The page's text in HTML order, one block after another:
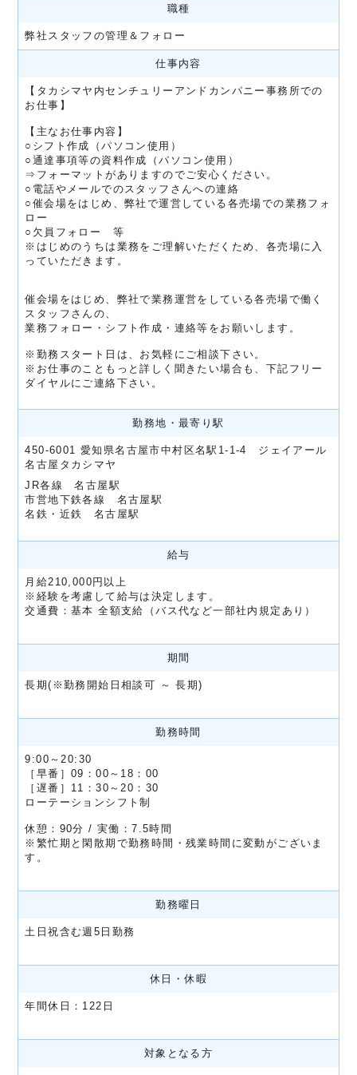
職種
弊社スタッフの管理＆フォロー
仕事内容
【タカシマヤ内センチュリーアンドカンパニー事務所での
お仕事】
【主なお仕事内容】
○シフト作成（パソコン使用）
○通達事項等の資料作成（パソコン使用）
⇒フォーマットがありますのでご安心ください。
○電話やメールでのスタッフさんへの連絡
○催会場をはじめ、弊社で運営している各売場での業務フォ
ロー
○欠員フォロー 等
※はじめのうちは業務をご理解いただくため、各売場に入
っていただきます。
催会場をはじめ、弊社で業務運営をしている各売場で働く
スタッフさんの、
業務フォロー・シフト作成・連絡等をお願いします。
※勤務スタート日は、お気軽にご相談下さい。
※お仕事のこともっと詳しく聞きたい場合も、下記フリー
ダイヤルにご連絡下さい。
勤務地・最寄り駅
450-6001 愛知県名古屋市中村区名駅1-1-4 ジェイアール
名古屋タカシマヤ
JR各線 名古屋駅
市営地下鉄各線 名古屋駅
名鉄・近鉄 名古屋駅
給与
月給210,000円以上
※経験を考慮して給与は決定します。
交通費：基本 全額支給（バス代など一部社内規定あり）
期間
長期(※勤務開始日相談可 ～ 長期)
勤務時間
9:00～20:30
［早番］09：00～18：00
［遅番］11：30～20：30
ローテーションシフト制
休憩：90分 / 実働：7.5時間
※繁忙期と閑散期で勤務時間・残業時間に変動がございま
す。
勤務曜日
土日祝含む週5日勤務
休日・休暇
年間休日：122日
対象となる方